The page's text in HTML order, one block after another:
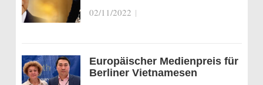
02/11/2022 |
Europäischer Medienpreis für
Berliner Vietnamesen